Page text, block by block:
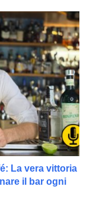
La vera vittoria
il bar ogni